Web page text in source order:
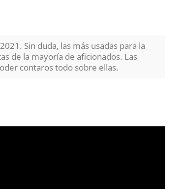
Sin duda, las más usadas para la
de la mayoría de aficionados. Las
contaros todo sobre ellas.